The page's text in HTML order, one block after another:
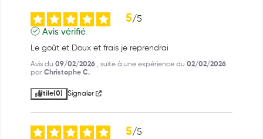
5/5
Avis vérifié
Le goût et Doux et frais je reprendrai
Avis du 09/02/2026 , suite à une expérience du 02/02/2026
par Christophe C.
Utile(0) Signaler
5/5